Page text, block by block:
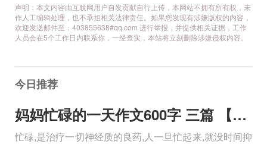
声明：本文内容由互联网用户自发贡献自行上传，本网站不拥有所有权，未
作人工编辑处理，也不承担相关法律责任。如果您发现有涉嫌版权的内容，
欢迎发送邮件至：403855638#qq.com 进行举报，并提供相关证据，工作
人员会在5个工作日内联系你，一经查实，本站将立刻删除涉嫌侵权内容。
今日推荐
妈妈忙碌的一天作文600字 三篇 【600字】
忙碌,是治疗一切神经质的良药,人一旦忙起来,就没时间抑